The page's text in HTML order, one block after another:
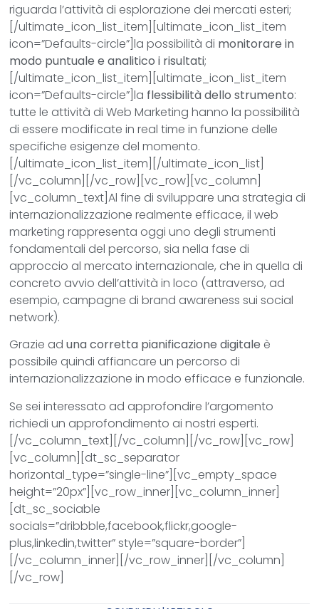
riguarda l’attività di esplorazione dei mercati esteri;
[/ultimate_icon_list_item][ultimate_icon_list_item
icon=”Defaults-circle”]la possibilità di monitorare in
modo puntuale e analitico i risultati;
[/ultimate_icon_list_item][ultimate_icon_list_item
icon=”Defaults-circle”]la flessibilità dello strumento:
tutte le attività di Web Marketing hanno la possibilità
di essere modificate in real time in funzione delle
specifiche esigenze del momento.
[/ultimate_icon_list_item][/ultimate_icon_list]
[/vc_column][/vc_row][vc_row][vc_column]
[vc_column_text]Al fine di sviluppare una strategia di
internazionalizzazione realmente efficace, il web
marketing rappresenta oggi uno degli strumenti
fondamentali del percorso, sia nella fase di
approccio al mercato internazionale, che in quella di
concreto avvio dell’attività in loco (attraverso, ad
esempio, campagne di brand awareness sui social
network).
Grazie aduna corretta pianificazione digitale è
possibile quindi affiancare un percorso di
internazionalizzazione in modo efficace e funzionale.
Se sei interessato ad approfondire l’argomento
richiedi un approfondimento ai nostri esperti.
[/vc_column_text][/vc_column][/vc_row][vc_row]
[vc_column][dt_sc_separator
horizontal_type=”single-line”][vc_empty_space
height=”20px”][vc_row_inner][vc_column_inner]
[dt_sc_sociable
socials=”dribbble,facebook,flickr,google-
plus,linkedin,twitter” style=”square-border”]
[/vc_column_inner][/vc_row_inner][/vc_column]
[/vc_row]